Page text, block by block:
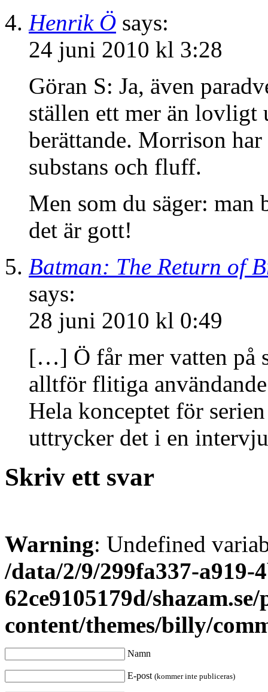
Henrik Ö says:
24 juni 2010 kl 3:28
Göran S: Ja, även
ställen ett mer än lovligt
berättande. Morrison
substans och fluff.
Men som du säger: man
det är gott!
Batman: The Return of
says:
28 juni 2010 kl 0:49
[…] Ö får mer vatten på
alltför flitiga
Hela konceptet för
uttrycker det i en
Skriv ett svar
Warning: Undefined
/data/2/9/299fa337-a919-
62ce9105179d/
content/themes/billy/
Namn
E-post (kommer inte publiceras)